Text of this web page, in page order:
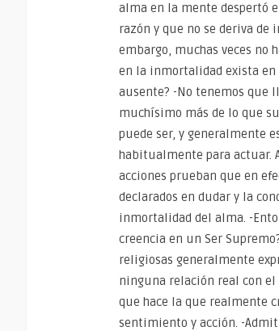
alma en la mente despertó
razón y que no se deriva de
embargo, muchas veces no
en la inmortalidad exista
ausente? -No tenemos que
muchísimo más de lo que
puede ser, y generalmente
habitualmente para actuar.
acciones prueban que en
declarados en dudar y la
inmortalidad del alma. -
creencia en un Ser
religiosas generalmente
ninguna relación real con el
que hace la que realmente
sentimiento y acción. -